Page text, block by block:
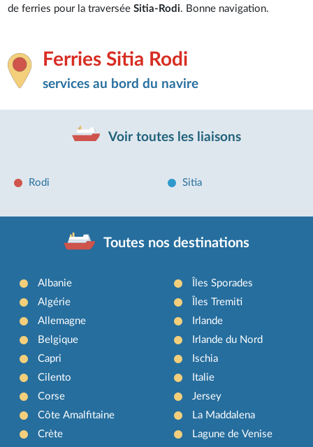
de ferries pour la traverséeSitia-Rodi. Bonne navigation.
Ferries Sitia Rodi
services au bord du navire
Voir toutes les liaisons
Rodi Sitia
Toutes nos destinations
Albanie
Algérie
Allemagne
Belgique
Capri
Cilento
Corse
Côte Amalfitaine
Crète
Îles Sporades
Îles Tremiti
Irlande
Irlande du Nord
Ischia
Italie
Jersey
La Maddalena
Lagune de Venise